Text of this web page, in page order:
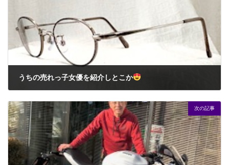
うちの売れっ子女優を紹介しとこか
次の記事